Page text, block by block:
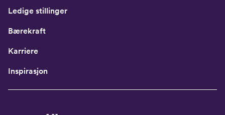
Ledige stillinger
Bærekraft
Karriere
Inspirasjon